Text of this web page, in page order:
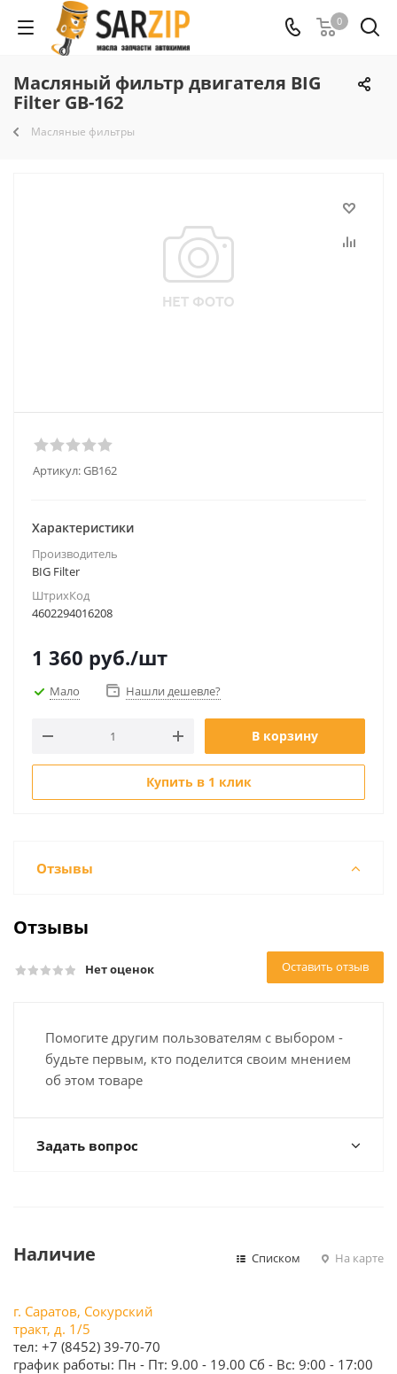
0
Масляный фильтр двигателя BIG
Filter GB-162
Масляные фильтры
Артикул:GB162
Характеристики
Производитель
BIG Filter
ШтрихКод
4602294016208
1 360 руб./шт
Мало Нашли дешевле?
В корзину
Купить в 1 клик
Отзывы
Отзывы
Нет оценок Оставить отзыв
Помогите другим пользователям с выбором -
будьте первым, кто поделится своим мнением
об этом товаре
Задать вопрос
Наличие Списком На карте
г. Саратов, Сокурский
тракт, д. 1/5
тел: +7 (8452) 39-70-70
график работы: Пн - Пт: 9.00 - 19.00 Сб - Вс: 9:00 - 17:00